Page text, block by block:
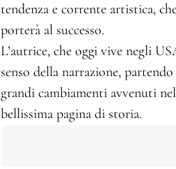
tendenza e corrente artistica,
porterà al successo.
L’autrice, che oggi vive negli
senso della narrazione,
grandi cambiamenti avvenuti
bellissima pagina di storia.